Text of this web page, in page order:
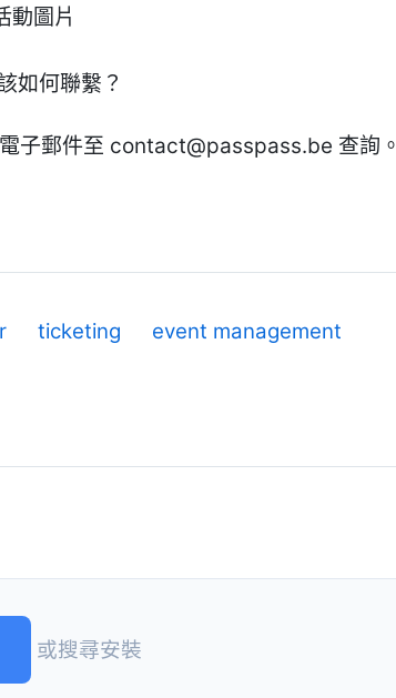
動圖片
如何聯繫？
子郵件至 contact@passpass.be 查詢。
ticketing event management
或搜尋安裝